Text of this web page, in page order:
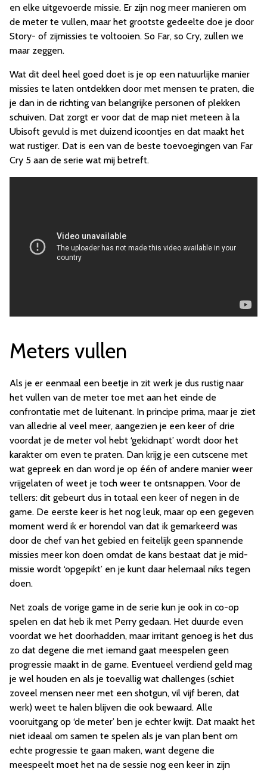
en elke uitgevoerde missie. Er zijn nog meer manieren om
de meter te vullen, maar het grootste gedeelte doe je door
Story- of zijmissies te voltooien. So Far, so Cry, zullen we
maar zeggen.
Wat dit deel heel goed doet is je op een natuurlijke manier
missies te laten ontdekken door met mensen te praten, die
je dan in de richting van belangrijke personen of plekken
schuiven. Dat zorgt er voor dat de map niet meteen à la
Ubisoft gevuld is met duizend icoontjes en dat maakt het
wat rustiger. Dat is een van de beste toevoegingen van Far
Cry 5 aan de serie wat mij betreft.
Meters vullen
Als je er eenmaal een beetje in zit werk je dus rustig naar
het vullen van de meter toe met aan het einde de
confrontatie met de luitenant. In principe prima, maar je ziet
van alledrie al veel meer, aangezien je een keer of drie
voordat je de meter vol hebt ‘gekidnapt’ wordt door het
karakter om even te praten. Dan krijg je een cutscene met
wat gepreek en dan word je op één of andere manier weer
vrijgelaten of weet je toch weer te ontsnappen. Voor de
tellers: dit gebeurt dus in totaal een keer of negen in de
game. De eerste keer is het nog leuk, maar op een gegeven
moment werd ik er horendol van dat ik gemarkeerd was
door de chef van het gebied en feitelijk geen spannende
missies meer kon doen omdat de kans bestaat dat je mid-
missie wordt ‘opgepikt’ en je kunt daar helemaal niks tegen
doen.
Net zoals de vorige game in de serie kun je ook in co-op
spelen en dat heb ik met Perry gedaan. Het duurde even
voordat we het doorhadden, maar irritant genoeg is het dus
zo dat degene die met iemand gaat meespelen geen
progressie maakt in de game. Eventueel verdiend geld mag
je wel houden en als je toevallig wat challenges (schiet
zoveel mensen neer met een shotgun, vil vijf beren, dat
werk) weet te halen blijven die ook bewaard. Alle
vooruitgang op ‘de meter’ ben je echter kwijt. Dat maakt het
niet ideaal om samen te spelen als je van plan bent om
echte progressie te gaan maken, want degene die
meespeelt moet het na de sessie nog een keer in zijn